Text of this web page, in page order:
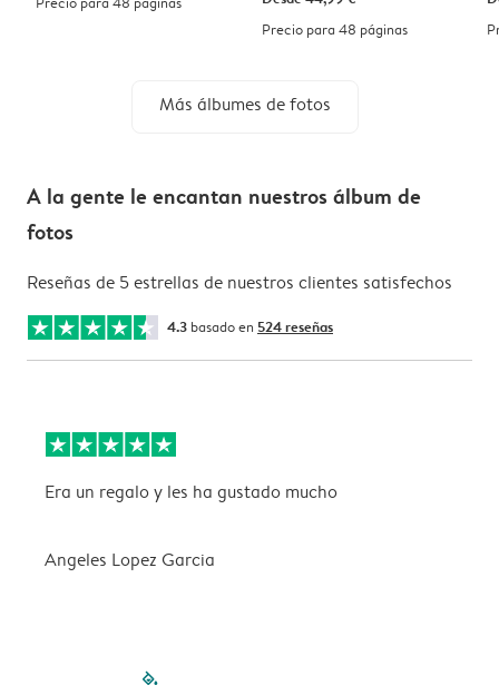
Precio para 48 páginas
Más álbumes de fotos
A la gente le encantan nuestros álbum de
fotos
Reseñas de 5 estrellas de nuestros clientes satisfechos
4.3 basado en 524 reseñas
Era un regalo y les ha gustado mucho
Angeles Lopez Garcia
filled-pagination